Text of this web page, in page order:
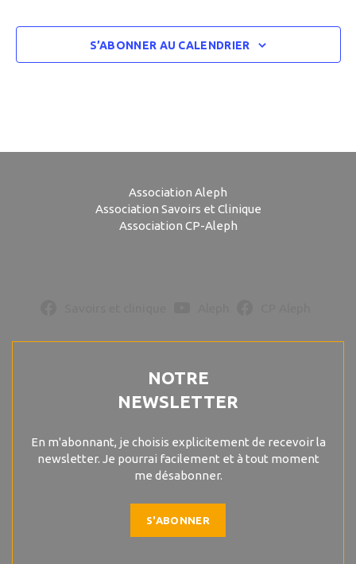
S’ABONNER AU CALENDRIER
Association Aleph
Association Savoirs et Clinique
Association CP-Aleph
NOTRE
NEWSLETTER
En m'abonnant, je choisis explicitement de recevoir la
newsletter. Je pourrai facilement et à tout moment
me désabonner.
S'ABONNER